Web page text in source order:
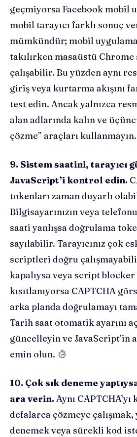
geçmiyorsa Facebook mobil
mobil tarayıcı farklı sonuç
mümkündür; mobil
takılırken masaüstü Chrome
çalışabilir. Bu yüzden aynı
giriş veya kurtarma akışını
test edin. Ancak yalnızca
alan adlarında kalın ve
çözme” araçları kullanmayın.
9. Sistem saatini, tarayıcı
JavaScript’i kontrol edin.
tokenları zaman duyarlı
Bilgisayarınızın veya
saati yanlışsa doğrulama
sayılabilir. Tarayıcınız çok
scriptleri doğru
kapalıysa veya script
kısıtlanıyorsa CAPTCHA
arka planda doğrulamayı
Tarih saat otomatik ayarını
güncelleyin ve JavaScript’in
emin olun.
10. Çok sık deneme
ara verin. Aynı CAPTCHA’yı
defalarca çözmeye çalışmak,
denemek veya sürekli kod